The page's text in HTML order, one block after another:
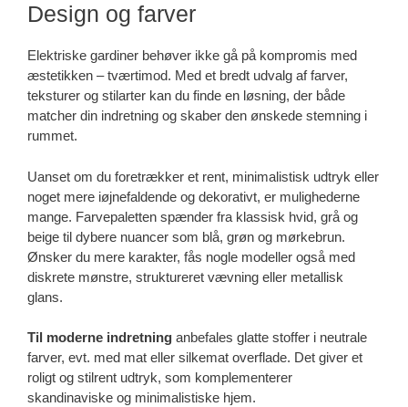
Design og farver
Elektriske gardiner behøver ikke gå på kompromis med
æstetikken – tværtimod. Med et bredt udvalg af farver,
teksturer og stilarter kan du finde en løsning, der både
matcher din indretning og skaber den ønskede stemning i
rummet.
Uanset om du foretrækker et rent, minimalistisk udtryk eller
noget mere iøjnefaldende og dekorativt, er mulighederne
mange. Farvepaletten spænder fra klassisk hvid, grå og
beige til dybere nuancer som blå, grøn og mørkebrun.
Ønsker du mere karakter, fås nogle modeller også med
diskrete mønstre, struktureret vævning eller metallisk
glans.
Til moderne indretning anbefales glatte stoffer i neutrale
farver, evt. med mat eller silkemat overflade. Det giver et
roligt og stilrent udtryk, som komplementerer
skandinaviske og minimalistiske hjem.